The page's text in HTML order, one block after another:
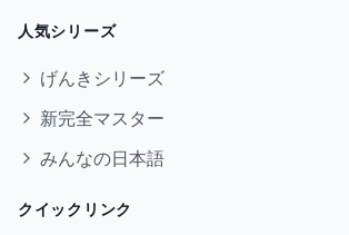
人気シリーズ
げんきシリーズ
新完全マスター
みんなの日本語
クイックリンク